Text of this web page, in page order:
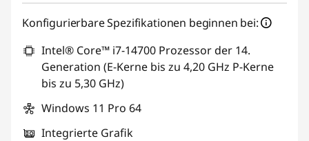
Konfigurierbare Spezifikationen beginnen bei:
Intel® Core™ i7-14700 Prozessor der 14.
Generation (E-Kerne bis zu 4,20 GHz P-Kerne
bis zu 5,30 GHz)
Windows 11 Pro 64
Integrierte Grafik